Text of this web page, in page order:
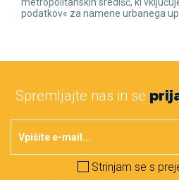
podatkov« za namene urbanega
Spremljajte nas in se
Strinjam se s